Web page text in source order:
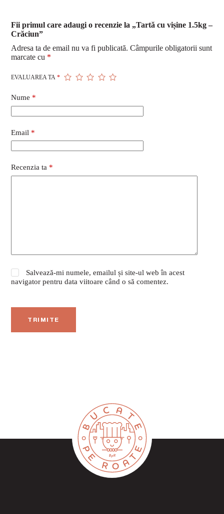
Fii primul care adaugi o recenzie la „Tartă cu vișine 1.5kg –
Crăciun”
Adresa ta de email nu va fi publicată. Câmpurile obligatorii sunt
marcate cu *
EVALUAREA TA*
Nume *
Email *
Recenzia ta *
Salvează-mi numele, emailul și site-ul web în acest
navigator pentru data viitoare când o să comentez.
TRIMITE